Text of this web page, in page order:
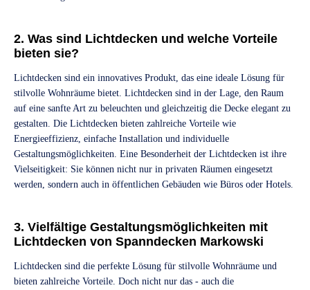
2. Was sind Lichtdecken und welche Vorteile
bieten sie?
Lichtdecken sind ein innovatives Produkt, das eine ideale Lösung für
stilvolle Wohnräume bietet. Lichtdecken sind in der Lage, den Raum
auf eine sanfte Art zu beleuchten und gleichzeitig die Decke elegant zu
gestalten. Die Lichtdecken bieten zahlreiche Vorteile wie
Energieeffizienz, einfache Installation und individuelle
Gestaltungsmöglichkeiten. Eine Besonderheit der Lichtdecken ist ihre
Vielseitigkeit: Sie können nicht nur in privaten Räumen eingesetzt
werden, sondern auch in öffentlichen Gebäuden wie Büros oder Hotels.
3. Vielfältige Gestaltungsmöglichkeiten mit
Lichtdecken von Spanndecken Markowski
Lichtdecken sind die perfekte Lösung für stilvolle Wohnräume und
bieten zahlreiche Vorteile. Doch nicht nur das - auch die